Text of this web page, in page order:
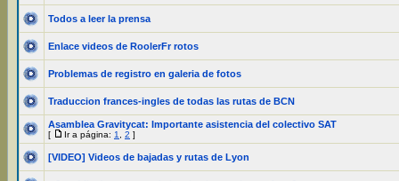
Todos a leer la prensa
Enlace videos de RoolerFr rotos
Problemas de registro en galeria de fotos
Traduccion frances-ingles de todas las rutas de BCN
Asamblea Gravitycat: Importante asistencia del colectivo SAT
[ Ir a página: 1 2 ]
[VIDEO] Videos de bajadas y rutas de Lyon